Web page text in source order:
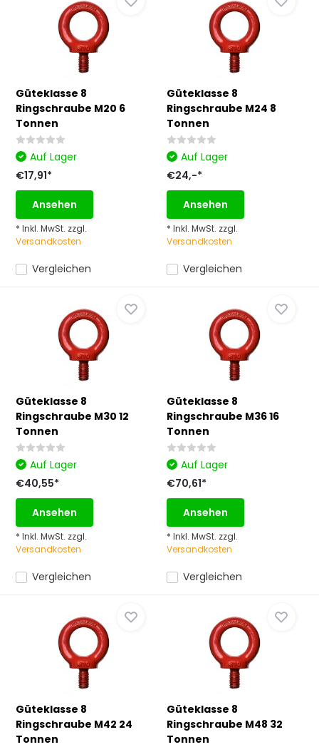
Güteklasse 8
Ringschraube M20 6
Tonnen
Vergleichen
Auf Lager
€17,91*
Ansehen
* Inkl. MwSt. zzgl.
Versandkosten
Güteklasse 8
Ringschraube M24 8
Tonnen
Vergleichen
Auf Lager
€24,-*
Ansehen
* Inkl. MwSt. zzgl.
Versandkosten
Güteklasse 8
Ringschraube M30 12
Tonnen
Vergleichen
Auf Lager
€40,55*
Ansehen
* Inkl. MwSt. zzgl.
Versandkosten
Güteklasse 8
Ringschraube M36 16
Tonnen
Vergleichen
Auf Lager
€70,61*
Ansehen
* Inkl. MwSt. zzgl.
Versandkosten
Güteklasse 8
Ringschraube M42 24
Tonnen
Güteklasse 8
Ringschraube M48 32
Tonnen